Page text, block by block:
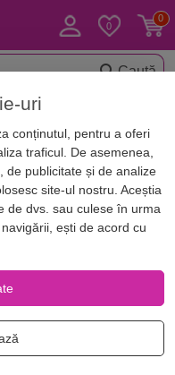
Caută
de-pisica x
Reducere
tine
uri
conținutul, pentru a oferi
traficul. De asemenea,
de publicitate și de analize
site-ul nostru. Aceștia
de dvs. sau culese în urma
ești de acord cu